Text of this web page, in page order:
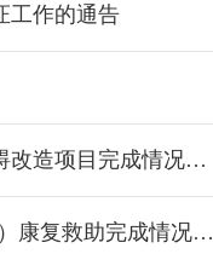
工作的通告
2024年重点民生实事项目困难残疾人家庭无障碍改造项目完成情况公示
2024年重点民生实事项目0-6岁残疾儿童（少儿）康复救助完成情况公示